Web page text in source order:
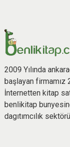
2009 Yılında
başlayan firmamız
İnternetten kitap
benlikitap
dagıtımcılık